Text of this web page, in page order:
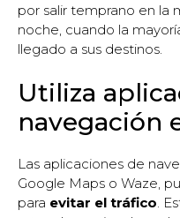
por salir temprano en la
noche, cuando la
llegado a sus destinos.
Utiliza
navegación
Las aplicaciones de
Google Maps o Waze,
para evitar el tráfico.